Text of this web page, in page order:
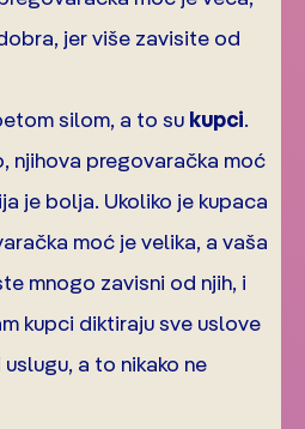
jer više zavisite od
silom, a to su kupci.
njihova pregovaračka moć
je bolja. Ukoliko je kupaca
moć je velika, a vaša
mnogo zavisni od njih, i
kupci diktiraju sve uslove
a to nikako ne